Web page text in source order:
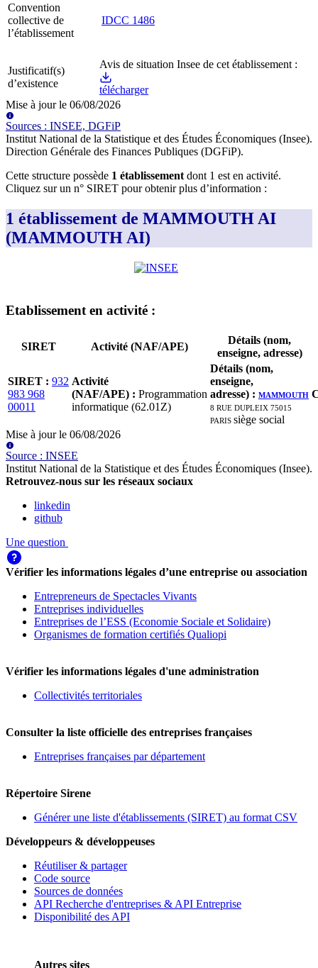
Convention
collective de
l’établissement
IDCC 1486
Justificatif(s)
d’existence
Avis de situation Insee de cet établissement :
télécharger
Mise à jour le 06/08/2026
Sources : INSEE, DGFiP
Institut National de la Statistique et des Études Économiques (Insee).
Direction Générale des Finances Publiques (DGFiP).
Cette structure possède 1 établissement dont 1 est en activité.
Cliquez sur un n° SIRET pour obtenir plus d’information :
1 établissement de MAMMOUTH AI
(MAMMOUTH AI)
Etablissement en activité :
SIRET Activité (NAF/APE)
Détails (nom,
enseigne, adresse)
SIRET : 932
983 968
00011
Activité
(NAF/APE) : Programmation
informatique (62.01Z)
Détails (nom,
enseigne,
adresse) : MAMMOUTH
8 RUE DUPLEIX 75015
PARISsiège social
Mise à jour le 06/08/2026
Source : INSEE
Institut National de la Statistique et des Études Économiques (Insee).
Retrouvez-nous sur les réseaux sociaux
linkedin
github
Une question
Vérifier les informations légales d’une entreprise ou association
Entrepreneurs de Spectacles Vivants
Entreprises individuelles
Entreprises de l’ESS (Economie Sociale et Solidaire)
Organismes de formation certifiés Qualiopi
Vérifier les informations légales d'une administration
Collectivités territoriales
Consulter la liste officielle des entreprises françaises
Entreprises françaises par département
Répertoire Sirene
Générer une liste d'établissements (SIRET) au format CSV
Développeurs & développeuses
Réutiliser & partager
Code source
Sources de données
API Recherche d'entreprises & API Entreprise
Disponibilité des API
Autres sites